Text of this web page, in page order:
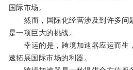
国际市场。
然而，国际化经营涉及到许多问
是一项巨大的挑战。
幸运的是，跨境加速器应运而生
速拓展国际市场的利器。